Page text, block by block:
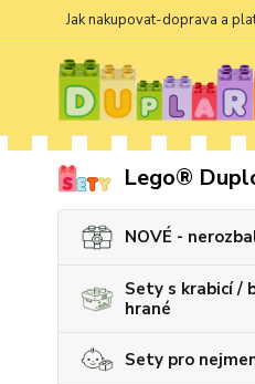
Jak nakupovat-doprava a
Lego®
NOVÉ -
Sety s krabicí /
hrané
Sety pro